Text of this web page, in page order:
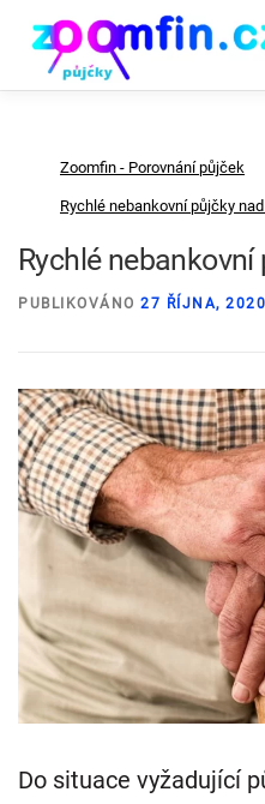
Zoomfin - Porovnání půjček
Rychlé nebankovní půjčky
Rychlé
PUBLIKOVÁNO 27 ŘÍJNA, 2020
Do situace vyžadující